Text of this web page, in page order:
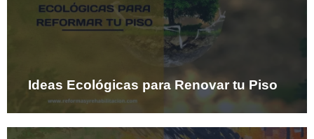
Ideas Ecológicas para Renovar tu Piso